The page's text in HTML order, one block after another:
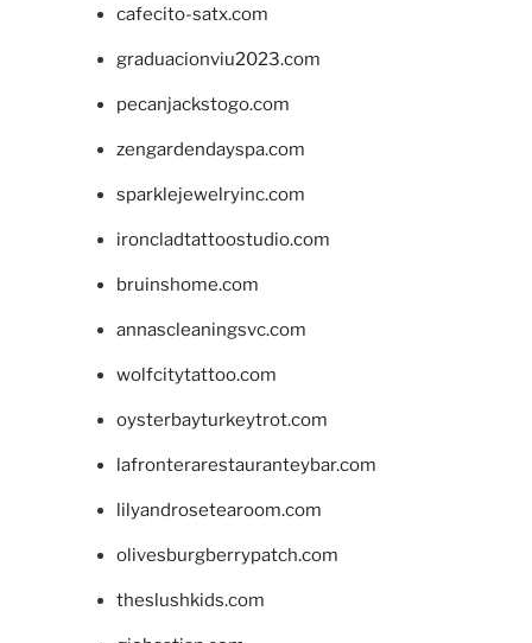
cafecito-satx.com
graduacionviu2023.com
pecanjackstogo.com
zengardendayspa.com
sparklejewelryinc.com
ironcladtattoostudio.com
bruinshome.com
annascleaningsvc.com
wolfcitytattoo.com
oysterbayturkeytrot.com
lafronterarestauranteybar.com
lilyandrosetearoom.com
olivesburgberrypatch.com
theslushkids.com